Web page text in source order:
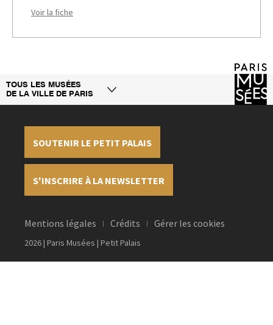
Voir la fiche
TOUS LES MUSÉES
DE LA VILLE DE PARIS
SOUTENIR LE PETIT PALAIS
S'INSCRIRE À LA NEWSLETTER
Mentions légales Crédits Gérer les cookies
2026 | Paris Musées | Petit Palais